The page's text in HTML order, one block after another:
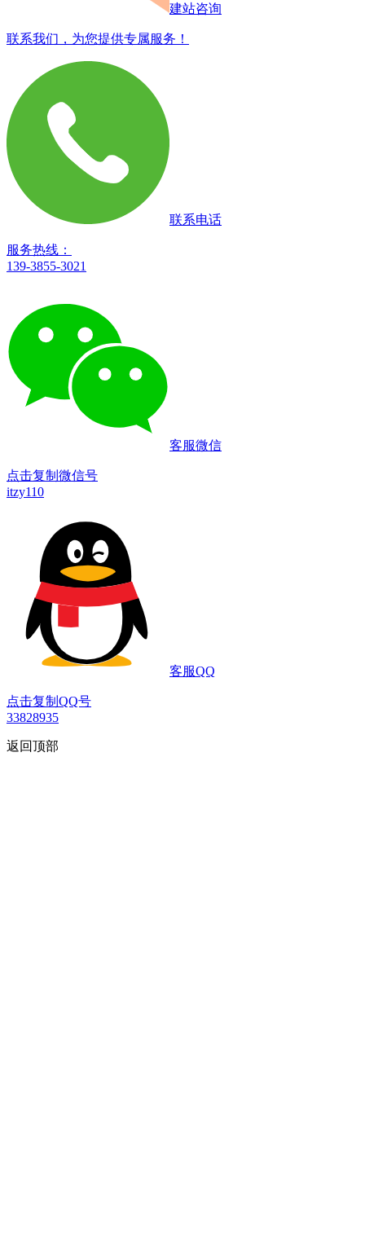
建站咨询
联系我们，为您提供专属服务！
联系电话
服务热线：
139-3855-3021
客服微信
点击复制微信号
itzy110
客服QQ
点击复制QQ号
33828935
返回顶部